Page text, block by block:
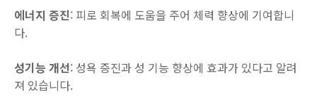
에너지 증진: 피로 회복에 도움을 주어 체력 향상에 기여합니
다.
성기능 개선: 성욕 증진과 성 기능 향상에 효과가 있다고 알려
져 있습니다.